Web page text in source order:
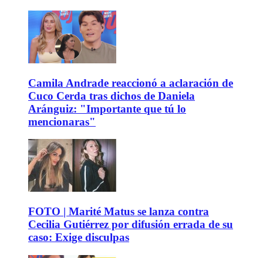
Camila Andrade reaccionó a aclaración de
Cuco Cerda tras dichos de Daniela
Aránguiz: "Importante que tú lo
mencionaras"
FOTO | Marité Matus se lanza contra
Cecilia Gutiérrez por difusión errada de su
caso: Exige disculpas